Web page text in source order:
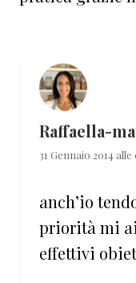
Raffaella-
31 Gennaio 2014 alle
anch’io
priorità mi
effettivi